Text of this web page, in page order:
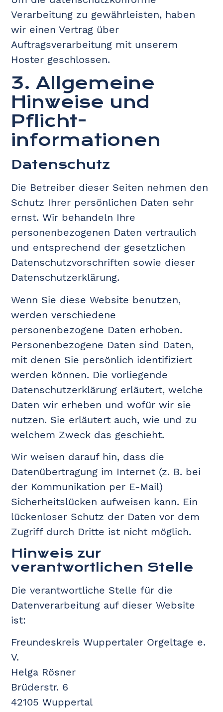
Verarbeitung zu gewährleisten, haben
wir einen Vertrag über
Auftragsverarbeitung mit unserem
Hoster geschlossen.
3. Allgemeine
Hinweise und
Pflicht­
informationen
Datenschutz
Die Betreiber dieser Seiten nehmen den
Schutz Ihrer persönlichen Daten sehr
ernst. Wir behandeln Ihre
personenbezogenen Daten vertraulich
und entsprechend der gesetzlichen
Datenschutzvorschriften sowie dieser
Datenschutzerklärung.
Wenn Sie diese Website benutzen,
werden verschiedene
personenbezogene Daten erhoben.
Personenbezogene Daten sind Daten,
mit denen Sie persönlich identifiziert
werden können. Die vorliegende
Datenschutzerklärung erläutert, welche
Daten wir erheben und wofür wir sie
nutzen. Sie erläutert auch, wie und zu
welchem Zweck das geschieht.
Wir weisen darauf hin, dass die
Datenübertragung im Internet (z. B. bei
der Kommunikation per E-Mail)
Sicherheitslücken aufweisen kann. Ein
lückenloser Schutz der Daten vor dem
Zugriff durch Dritte ist nicht möglich.
Hinweis zur
verantwortlichen Stelle
Die verantwortliche Stelle für die
Datenverarbeitung auf dieser Website
ist:
Freundeskreis Wuppertaler Orgeltage e.
V.
Helga Rösner
Brüderstr. 6
42105 Wuppertal